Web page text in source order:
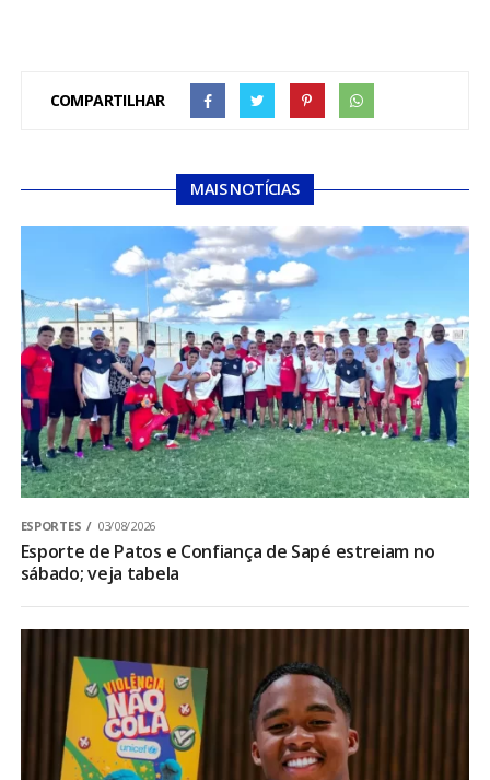
COMPARTILHAR
MAIS NOTÍCIAS
ESPORTES 03/08/2026
Esporte de Patos e Confiança de Sapé estreiam no
sábado; veja tabela